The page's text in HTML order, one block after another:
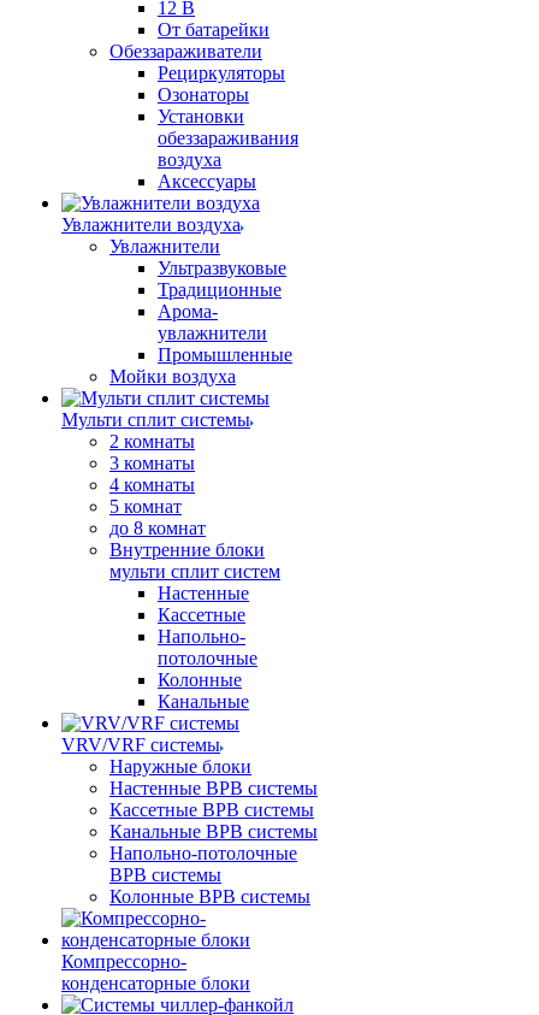
12 В
От батарейки
Обеззараживатели
Рециркуляторы
Озонаторы
Установки
обеззараживания
воздуха
Аксессуары
Увлажнители воздуха
Увлажнители
Ультразвуковые
Традиционные
Арома-
увлажнители
Промышленные
Мойки воздуха
Мульти сплит системы
2 комнаты
3 комнаты
4 комнаты
5 комнат
до 8 комнат
Внутренние блоки
мульти сплит систем
Настенные
Кассетные
Напольно-
потолочные
Колонные
Канальные
VRV/VRF системы
Наружные блоки
Настенные ВРВ системы
Кассетные ВРВ системы
Канальные ВРВ системы
Напольно-потолочные
ВРВ системы
Колонные ВРВ системы
Компрессорно-
конденсаторные блоки